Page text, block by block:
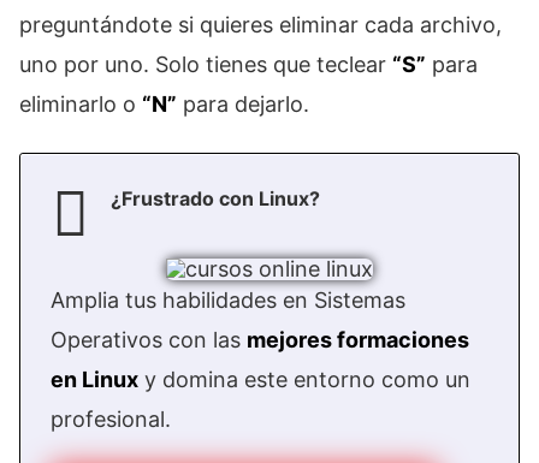
preguntándote si quieres eliminar cada archivo,
uno por uno. Solo tienes que teclear “S” para
eliminarlo o “N” para dejarlo.
¿Frustrado con Linux?
Amplia tus habilidades en Sistemas
Operativos con las mejores formaciones
en Linux y domina este entorno como un
profesional.